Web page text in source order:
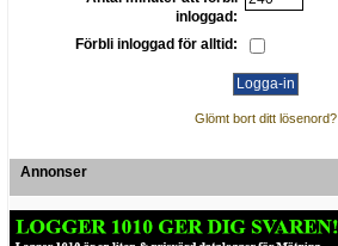
inloggad:
Förbli inloggad för alltid:
Glömt bort ditt lösenord?
Annonser